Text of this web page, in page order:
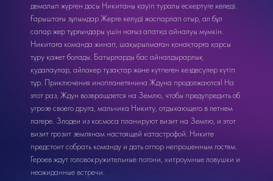
демалып жүрген досы Никитаны қауіп туралы ескертуге келеді.
Ғарыштағы зұлымдар Жерге келуді жоспарлап отыр, ал бұл
сапар жер тұрғындары үшін нағыз апатқа айналуы мүмкін.
Никитаға команда жинап, шақырылмаған қонақтарға қарсы
тұру қажет болады. Батырларды бас айналдырарлық
қудалаулар, айлакер тұзақтар және күтпеген кездесулер күтіп
тұр. Приключения инопланетянина Ждуна продолжаются! На
этот раз, Ждун возвращается на Землю, чтобы предупредить об
угрозе своего друга, мальчика Никиту, отдыхающего в летнем
лагере. Злодеи из космоса планируют визит на Землю, и этот
визит грозит землянам настоящей катастрофой. Никите
предстоит собрать команду и дать отпор непрошенным гостям.
Героев ждут головокружительные погони, хитроумные ловушки и
неожиданные встречи.